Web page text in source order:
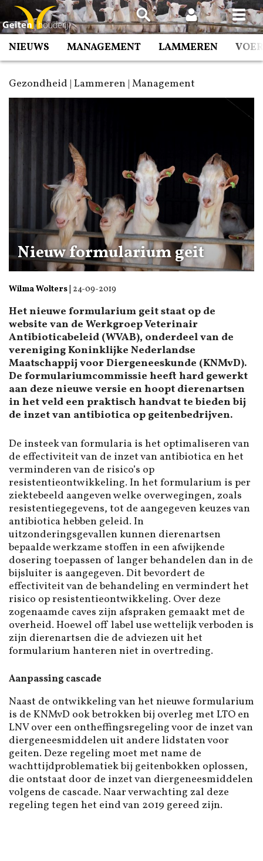
Spring
naar
inhoud
NIEUWS MANAGEMENT LAMMEREN
Gezondheid | Lammeren | Management
Nieuw formularium geit
Wilma Wolters 24-09-2019
Het nieuwe formularium geit staat op de
website van de Werkgroep Veterinair
Antibioticabeleid (WVAB), onderdeel van de
vereniging Koninklijke Nederlandse
Maatschappij voor Diergeneeskunde (KNMvD).
De formulariumcommissie heeft hard gewerkt
aan deze nieuwe versie en hoopt dierenartsen
in het veld een praktisch handvat te bieden bij
de inzet van antibiotica op geitenbedrijven.
De insteek van formularia is het optimaliseren van
de effectiviteit van de inzet van antibiotica en het
verminderen van de risico’s op
resistentieontwikkeling. In het formularium is per
ziektebeeld aangeven welke overwegingen, zoals
resistentiegegevens, tot de aangegeven keuzes van
antibiotica hebben geleid. In
uitzonderingsgevallen kunnen dierenartsen
bepaalde werkzame stoffen in een afwijkende
dosering toepassen of langer behandelen dan in de
bijsluiter is aangegeven. Dit bevordert de
effectiviteit van de behandeling en vermindert het
risico op resistentieontwikkeling. Over deze
zogenaamde caves zijn afspraken gemaakt met de
overheid. Hoewel off label use wettelijk verboden is
zijn dierenartsen die de adviezen uit het
formularium hanteren niet in overtreding.
Aanpassing cascade
Naast de ontwikkeling van het nieuwe formularium
is de KNMvD ook betrokken bij overleg met LTO en
LNV over een ontheffingsregeling voor de inzet van
diergeneesmiddelen uit andere lidstaten voor
geiten. Deze regeling moet met name de
wachttijdproblematiek bij geitenbokken oplossen,
die ontstaat door de inzet van diergeneesmiddelen
volgens de cascade. Naar verwachting zal deze
regeling tegen het eind van 2019 gereed zijn.